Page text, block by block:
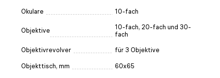
Okulare 10-fach
Objektive
10-fach, 20-fach und 30-
fach
Objektivrevolver für 3 Objektive
Objekttisch, mm 60x65